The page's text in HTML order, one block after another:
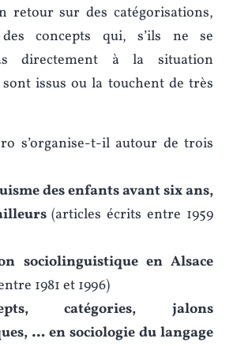
retour sur des catégorisations,
concepts qui, s’ils ne se
directement à la situation
issus ou la touchent de très
s’organise-t-il autour de trois
des enfants avant six ans,
(articles écrits entre 1959
sociolinguistique en Alsace
1981 et 1996)
catégories, jalons
… en sociologie du langage